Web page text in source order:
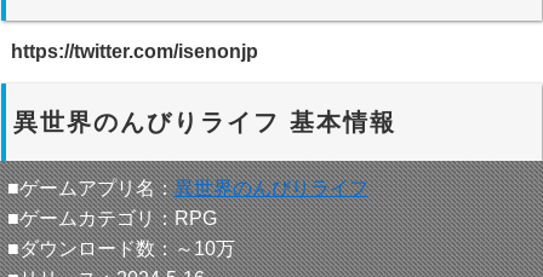
https://twitter.com/isenonjp
異世界のんびりライフ 基本情報
■ゲームアプリ名：異世界のんびりライフ
■ゲームカテゴリ：RPG
■ダウンロード数：～10万